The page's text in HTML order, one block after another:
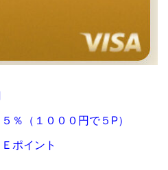
％（１０００円で５P）
Ｅポイント